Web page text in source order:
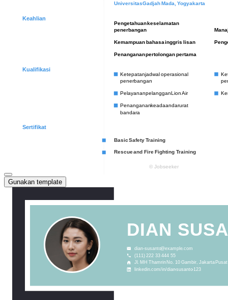
Gunakan template